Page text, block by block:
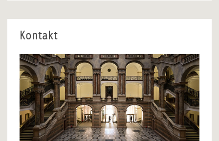
Kontakt